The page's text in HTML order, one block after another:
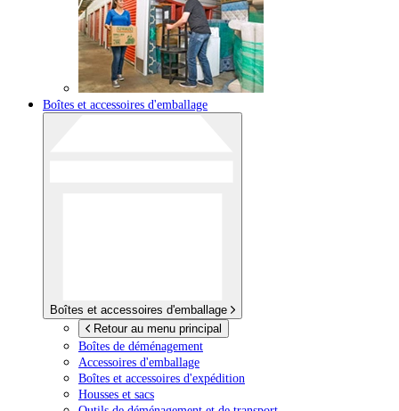
Boîtes et accessoires d'emballage
Boîtes et accessoires d'emballage
Retour au menu principal
Boîtes de déménagement
Accessoires d'emballage
Boîtes et accessoires d'expédition
Housses et sacs